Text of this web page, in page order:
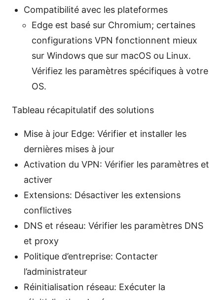
Compatibilité avec les plateformes
Edge est basé sur Chromium; certaines
configurations VPN fonctionnent mieux
sur Windows que sur macOS ou Linux.
Vérifiez les paramètres spécifiques à votre
OS.
Tableau récapitulatif des solutions
Mise à jour Edge: Vérifier et installer les
dernières mises à jour
Activation du VPN: Vérifier les paramètres et
activer
Extensions: Désactiver les extensions
conflictives
DNS et réseau: Vérifier les paramètres DNS
et proxy
Politique d’entreprise: Contacter
l’administrateur
Réinitialisation réseau: Exécuter la